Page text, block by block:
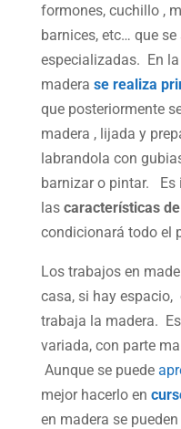
formones, cuchillo ,
barnices, etc… que
especializadas. En
madera se realiza
que posteriormente
madera , lijada y
labrandola con
barnizar o pintar. Es
las características
condicionará todo el
Los trabajos en
casa, si hay espacio,
trabaja la madera.
variada, con parte
Aunque se puede
mejor hacerlo en
en madera se